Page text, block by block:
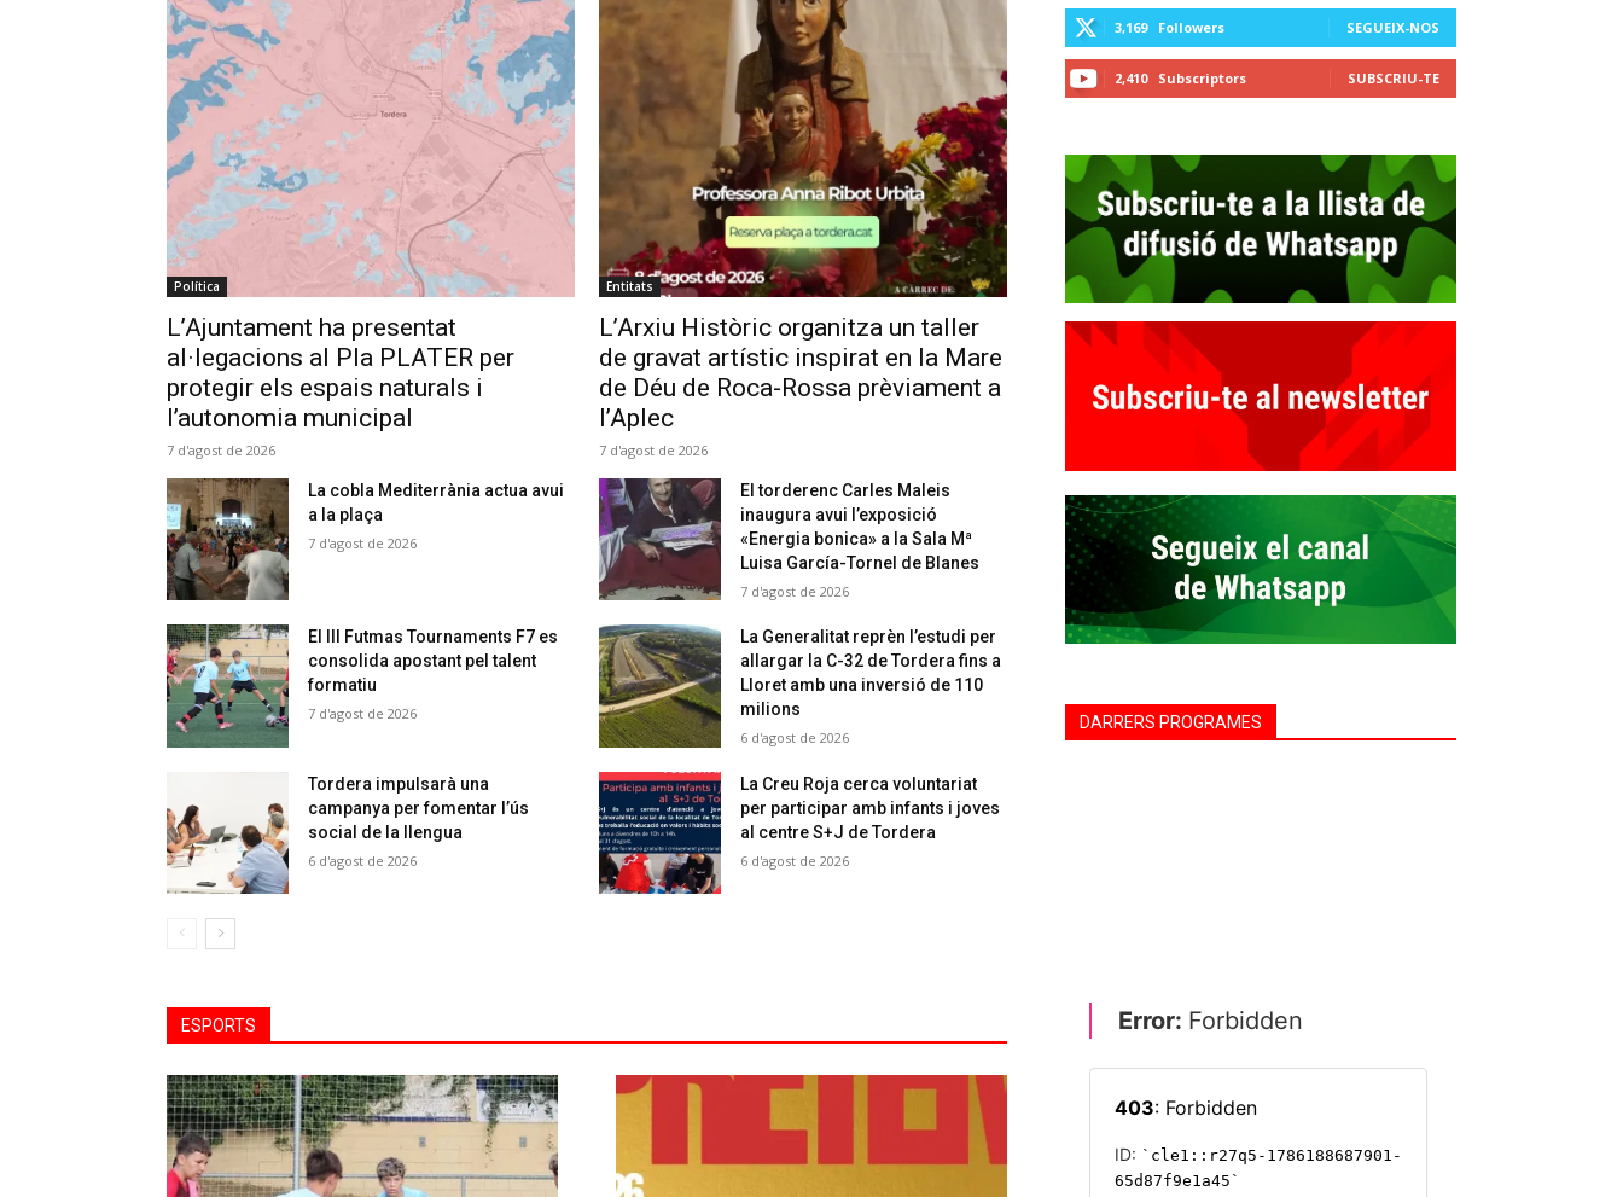
Política
L’Ajuntament ha presentat
al·legacions al Pla PLATER per
protegir els espais naturals i
l’autonomia municipal
7 d'agost de 2026
Entitats
L’Arxiu Històric organitza un taller
de gravat artístic inspirat en la Mare
de Déu de Roca-Rossa prèviament a
l’Aplec
7 d'agost de 2026
La cobla Mediterrània actua avui
a la plaça
7 d'agost de 2026
El torderenc Carles Maleis
inaugura avui l’exposició
«Energia bonica» a la Sala Mª
Luisa García-Tornel de Blanes
7 d'agost de 2026
El III Futmas Tournaments F7 es
consolida apostant pel talent
formatiu
7 d'agost de 2026
La Generalitat reprèn l’estudi per
allargar la C-32 de Tordera fins a
Lloret amb una inversió de 110
milions
6 d'agost de 2026
Tordera impulsarà una
campanya per fomentar l’ús
social de la llengua
6 d'agost de 2026
La Creu Roja cerca voluntariat
per participar amb infants i joves
al centre S+J de Tordera
6 d'agost de 2026
ESPORTS
3,169 Followers SEGUEIX-NOS
2,410 Subscriptors SUBSCRIU-TE
DARRERS PROGRAMES